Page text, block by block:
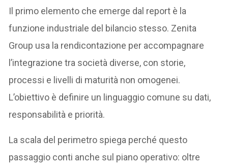
Il primo elemento che emerge dal report è la
funzione industriale del bilancio stesso. Zenita
Group usa la rendicontazione per accompagnare
l’integrazione tra società diverse, con storie,
processi e livelli di maturità non omogenei.
L’obiettivo è definire un linguaggio comune su dati,
responsabilità e priorità.
La scala del perimetro spiega perché questo
passaggio conti anche sul piano operativo: oltre